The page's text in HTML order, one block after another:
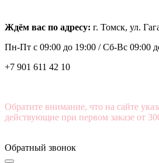
Ждём вас по адресу: г. Томск, ул.
Пн-Пт с 09:00 до 19:00 /Сб-Вс 09:00
+7 901 611 42 10
Обратите внимание, что на сайте
действующие при первом заказе от
Обратный звонок